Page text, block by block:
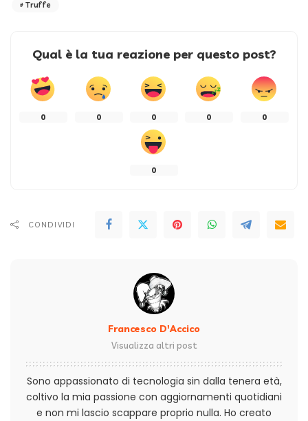
Truffe
Qual è la tua reazione per questo post?
0 0 0 0 0
0
CONDIVIDI
Francesco D'Accico
Visualizza altri post
Sono appassionato di tecnologia sin dalla tenera età,
coltivo la mia passione con aggiornamenti quotidiani
e non mi lascio scappare proprio nulla. Ho creato